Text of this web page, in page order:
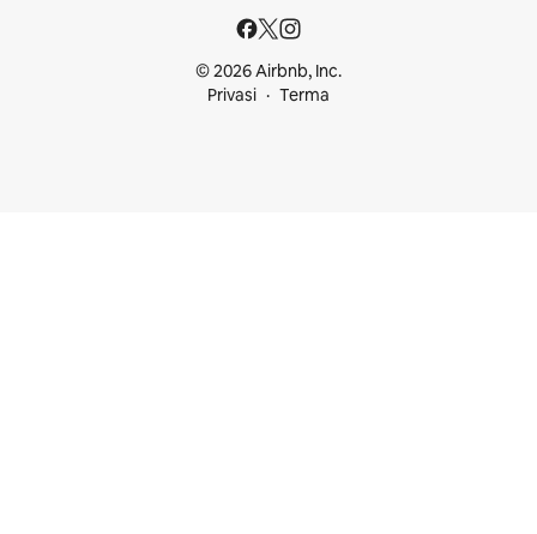
© 2026 Airbnb, Inc.
Privasi
Terma